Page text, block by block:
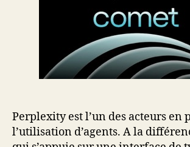
Perplexity est l’un des acteurs en
l’utilisation d’agents. A la